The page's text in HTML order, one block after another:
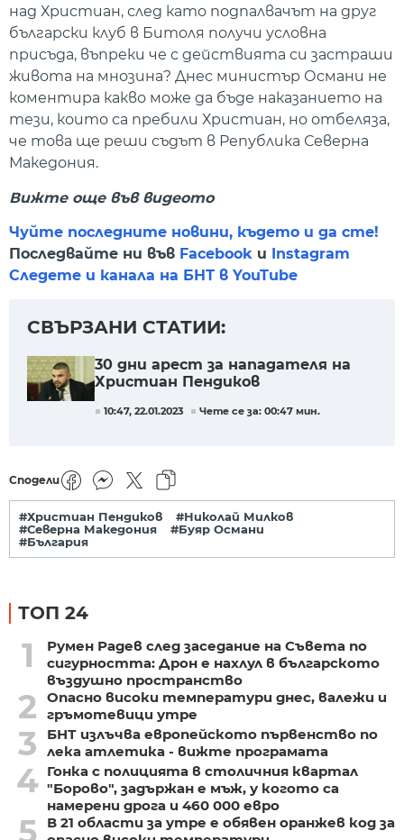
над Христиан, след като подпалвачът на друг
български клуб в Битоля получи условна
присъда, въпреки че с действията си застраши
живота на мнозина? Днес министър Османи не
коментира какво може да бъде наказанието на
тези, които са пребили Христиан, но отбеляза,
че това ще реши съдът в Република Северна
Македония.
Вижте още във видеото
Чуйте последните новини, където и да сте!
Последвайте ни във Facebook и Instagram
Следете и канала на БНТ в YouTube
СВЪРЗАНИ СТАТИИ:
30 дни арест за нападателя на
Христиан Пендиков
10:47, 22.01.2023 Чете се за: 00:47 мин.
Сподели
#Христиан Пендиков
#Николай Милков
#Северна Македония
#Буяр Османи
#България
ТОП 24
1
Румен Радев след заседание на Съвета по
сигурността: Дрон е нахлул в българското
въздушно пространство
2
Опасно високи температури днес, валежи и
гръмотевици утре
3
БНТ излъчва европейското първенство по
лека атлетика - вижте програмата
4 Гонка с полицията в столичния квартал
"Борово", задържан е мъж, у когото са
намерени дрога и 460 000 евро
В 21 области за утре е обявен оранжев код за